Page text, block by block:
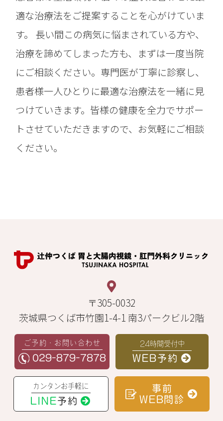
適な治療法をご提案することを心がけていま
す。 長い間この病気に悩まされている方や、
治療を諦めてしまった方も、まずは一度当院
にご相談ください。専門医が丁寧に診察し、
患者様一人ひとりに最適な治療法を一緒に見
つけていきます。皆様の健康を全力でサポー
トさせていただきますので、お気軽にご相談
ください。
〒305-0032
茨城県つくば市竹園1-4-1 南3パークビル2階
ご予約・お問い合わせ
029-879-7878
24時間受付中
WEB予約
カンタンお手軽に
LINE予約
事前
WEB問診